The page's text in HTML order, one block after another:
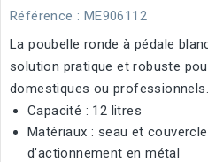
Référence : ME906112
La poubelle ronde à pédale
solution pratique et robuste
domestiques ou professionnels.
Capacité : 12 litres
Matériaux : seau et
d’actionnement en métal